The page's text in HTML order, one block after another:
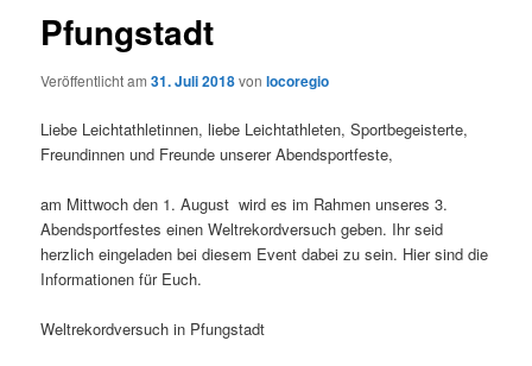
Pfungstadt
Veröffentlicht am31. Juli 2018vonlocoregio
Liebe Leichtathletinnen, liebe Leichtathleten, Sportbegeisterte,
Freundinnen und Freunde unserer Abendsportfeste,
am Mittwoch den 1. August wird es im Rahmen unseres 3.
Abendsportfestes einen Weltrekordversuch geben. Ihr seid
herzlich eingeladen bei diesem Event dabei zu sein. Hier sind die
Informationen für Euch.
Weltrekordversuch in Pfungstadt